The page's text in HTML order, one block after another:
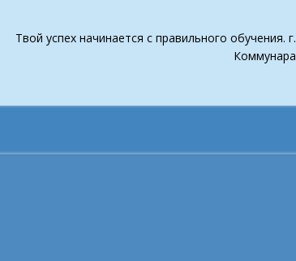
Твой успех начинается с правильного обучения. г.
Коммунара